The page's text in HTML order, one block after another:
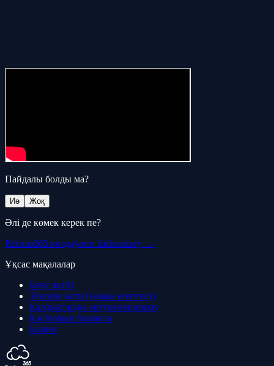
Пайдалы болды ма?
Иә Жоқ
Әлі де көмек керек пе?
Paloma365 қолдаумен байланысу →
Ұқсас мақалалар
Бөлу актісі
Тексеру актісі (өзара есептесу)
Қалдықтарды актуализациялау
Кәсіпорын балансы
Баланс